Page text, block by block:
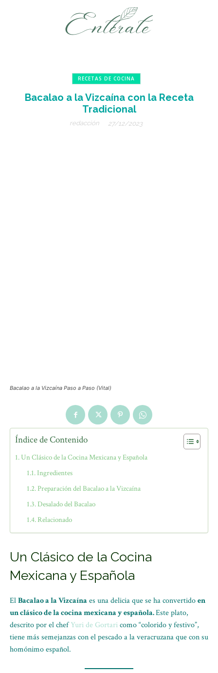
RECETAS DE COCINA
Bacalao a la Vizcaína con la Receta
Tradicional
redacción 27/12/2023
Bacalao a la Vizcaína Paso a Paso (Vital)
Índice de Contenido
Un Clásico de la Cocina Mexicana y Española
Ingredientes
Preparación del Bacalao a la Vizcaína
Desalado del Bacalao
Relacionado
Un Clásico de la Cocina
Mexicana y Española
ElBacalao a la Vizcaína es una delicia que se ha convertidoen
un clásico de la cocina mexicana y española.Este plato,
descrito por el chefYuri de Gortaricomo “colorido y festivo”,
tiene más semejanzas con el pescado a la veracruzana que con su
homónimo español.